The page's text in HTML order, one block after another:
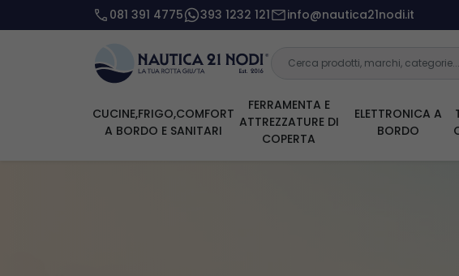
081 391 4775 393 1232 121 info@nautica21nodi.it
CUCINE,FRIGO,COMFORT
A BORDO E SANITARI
FERRAMENTA E
ATTREZZATURE DI
COPERTA
ELETTRONICA A
BORDO